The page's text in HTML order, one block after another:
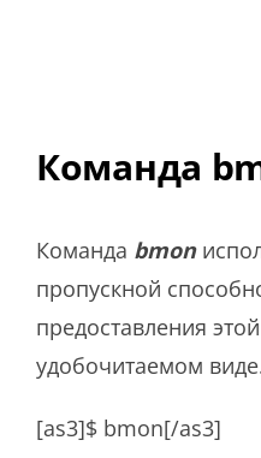
Команда
Команда bmon
пропускной
предоставления
удобочитаемом
[as3]$ bmon[/as3]